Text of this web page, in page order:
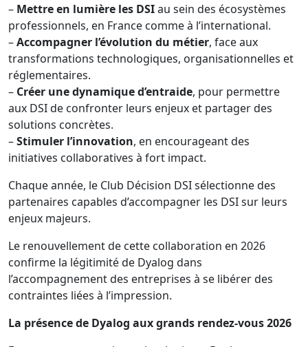
– Mettre en lumière les DSIau sein des écosystèmes
professionnels, en France comme à l’international.
–Accompagner l’évolution du métier, face aux
transformations technologiques, organisationnelles et
réglementaires.
– Créer une dynamique d’entraide, pour permettre
aux DSI de confronter leurs enjeux et partager des
solutions concrètes.
–Stimuler l’innovation, en encourageant des
initiatives collaboratives à fort impact.
Chaque année, le Club Décision DSI sélectionne des
partenaires capables d’accompagner les DSI sur leurs
enjeux majeurs.
Le renouvellement de cette collaboration en 2026
confirme la légitimité de Dyalog dans
l’accompagnement des entreprises à se libérer des
contraintes liées à l’impression.
La présence de Dyalog aux grands rendez-vous 2026